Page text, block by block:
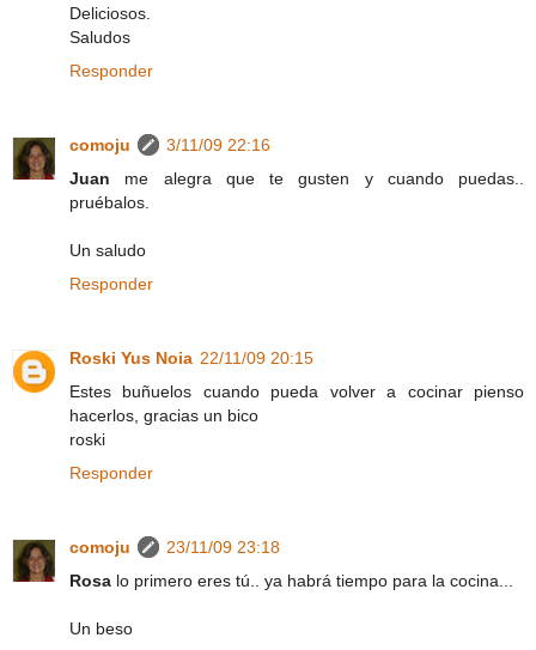
Deliciosos.
Saludos
Responder
comoju
3/11/09 22:16
Juan me alegra que te gusten y cuando puedas..
pruébalos.
Un saludo
Responder
Roski Yus Noia 22/11/09 20:15
Estes buñuelos cuando pueda volver a cocinar pienso
hacerlos, gracias un bico
roski
Responder
comoju
23/11/09 23:18
Rosa lo primero eres tú.. ya habrá tiempo para la cocina...
Un beso